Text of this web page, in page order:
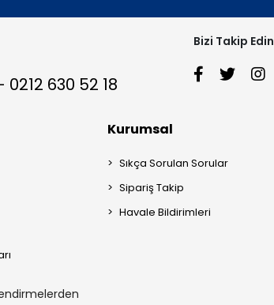
630 52 18
Bizi Takip Edin
Kurumsal
Sıkça Sorulan Sorular
Sipariş Takip
Havale Bildirimleri